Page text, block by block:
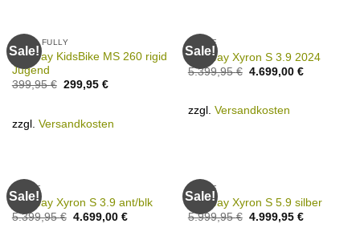
Sale!
E-MTB FULLY
Conway KidsBike MS 260 rigid
Jugend
399,95€ 299,95 €
zzgl. Versandkosten
Sale!
E-BIKE
Conway Xyron S 3.9 2024
5.399,95€ 4.699,00 €
zzgl. Versandkosten
Sale!
E-BIKE
Conway Xyron S 3.9 ant/blk
5.399,95€ 4.699,00 €
Sale!
E-BIKE
Conway Xyron S 5.9 silber
5.999,95€ 4.999,95 €